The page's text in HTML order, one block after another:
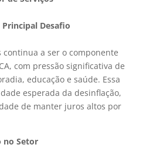
Desafio
continua a ser o componente
com pressão significativa de
educação e saúde. Essa
esperada da desinflação,
de manter juros altos por
no Setor